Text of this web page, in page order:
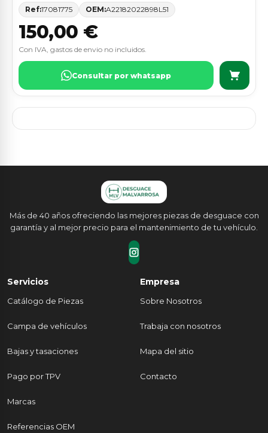
Ref:17081775 OEM:A22182022898L51
150,00 €
Con IVA, gastos de envio no incluidos.
Consultar por whatsapp
Más de 40 años ofreciendo las mejores piezas de desguace con
garantía y al mejor precio para el mantenimiento de tu vehículo.
Servicios
Catálogo de Piezas
Campa de vehículos
Bajas y tasaciones
Pago por TPV
Marcas
Referencias OEM
Empresa
Sobre Nosotros
Trabaja con nosotros
Mapa del sitio
Contacto